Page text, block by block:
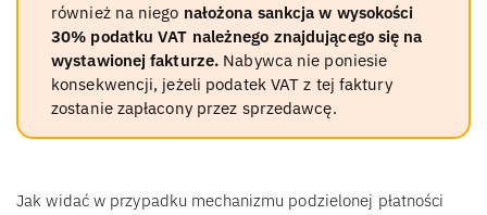
również na niego nałożona sankcja w wysokości
30% podatku VAT należnego znajdującego się na
wystawionej fakturze. Nabywca nie poniesie
konsekwencji, jeżeli podatek VAT z tej faktury
zostanie zapłacony przez sprzedawcę.
Jak widać w przypadku mechanizmu podzielonej płatności